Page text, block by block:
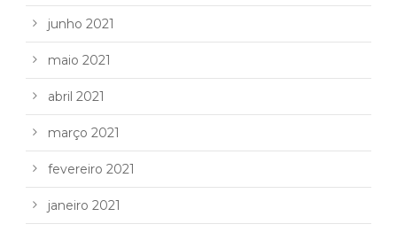
junho 2021
maio 2021
abril 2021
março 2021
fevereiro 2021
janeiro 2021